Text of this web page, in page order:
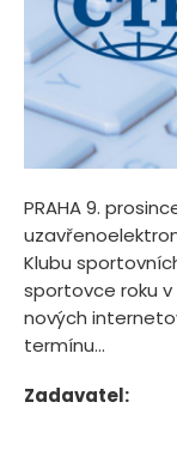
PRAHA 9.
Klubu
sportovce roku
nových
termínu...
Zadavatel: